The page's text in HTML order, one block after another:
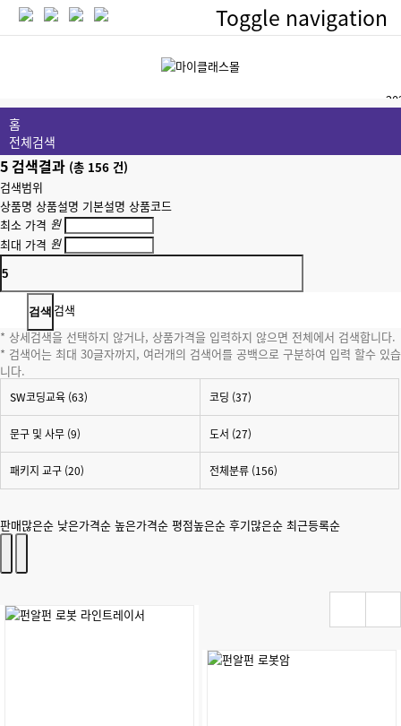
Toggle navigation
3
홈
전체검색
5 검색결과 (총 156 건)
검색범위
상품명 상품설명 기본설명 상품코드
최소 가격 원
최대 가격 원
검색
* 상세검색을 선택하지 않거나, 상품가격을 입력하지 않으면 전체에서 검색합니다.
* 검색어는 최대 30글자까지, 여러개의 검색어를 공백으로 구분하여 입력 할수 있습
니다.
SW코딩교육 (63) 코딩 (37)
문구 및 사무 (9) 도서 (27)
패키지 교구 (20) 전체분류 (156)
판매많은순 낮은가격순 높은가격순 평점높은순 후기많은순 최근등록순